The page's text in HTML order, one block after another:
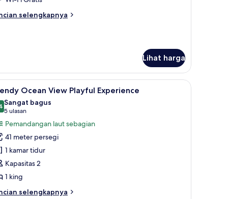
selengkapnya
Lihat harga
kedap cahaya
7 Ocean View Playful Experience
dari 10
Sangat bagus
5 ulasan
(5
ulasan)
Pemandangan laut sebagian
41 meter persegi
1 kamar tidur
Kapasitas 2
1 king
selengkapnya